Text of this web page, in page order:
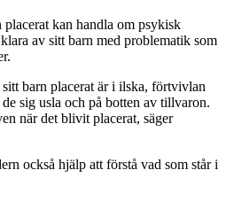
kan handla om psykisk
av sitt barn med problematik som
barn placerat är i ilska, förtvivlan
sig usla och på botten av tillvaron.
när det blivit placerat, säger
också hjälp att förstå vad som står i